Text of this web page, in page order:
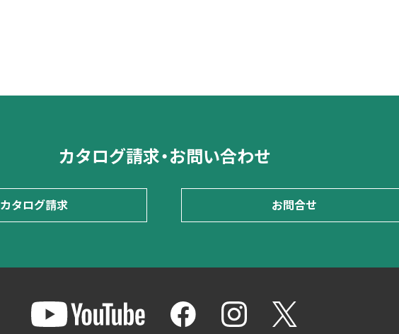
カタログ請求・お問い合わせ
カタログ請求 お問合せ